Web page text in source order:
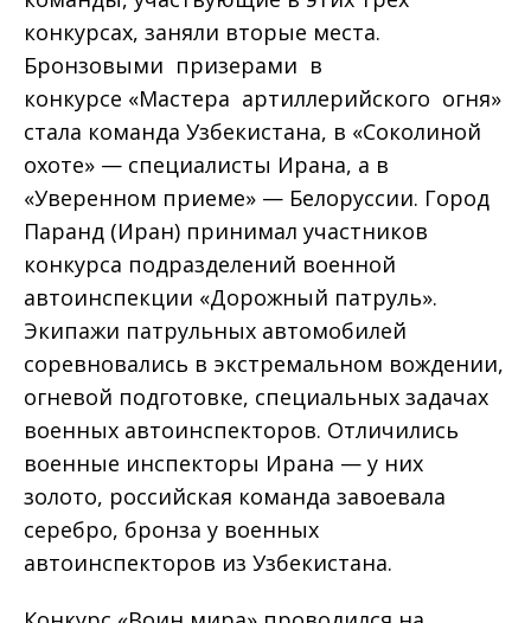
конкурсах, заняли вторые места.
Бронзовыми призерами в
конкурсе «Мастера артиллерийского огня»
стала команда Узбекистана, в «Соколиной
охоте» — специалисты Ирана, а в
«Уверенном приеме» — Белоруссии. Город
Паранд (Иран) принимал участников
конкурса подразделений военной
автоинспекции «Дорожный патруль».
Экипажи патрульных автомобилей
соревновались в экстремальном вождении,
огневой подготовке, специальных задачах
военных автоинспекторов. Отличились
военные инспекторы Ирана — у них
золото, российская команда завоевала
серебро, бронза у военных
автоинспекторов из Узбекистана.